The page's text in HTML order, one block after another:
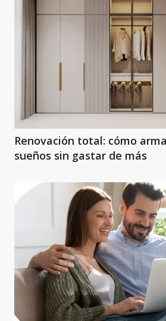
Renovación total: cómo
sueños sin gastar de más